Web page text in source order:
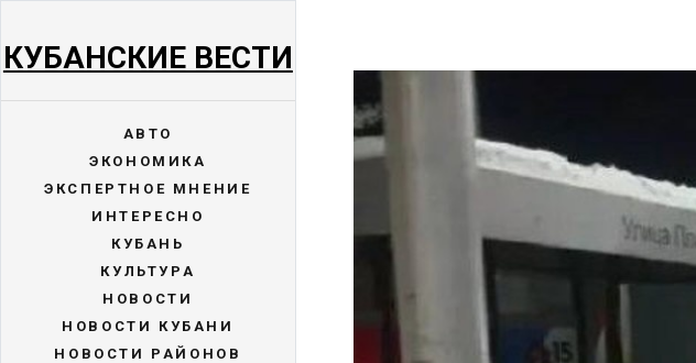
КУБАНСКИЕ ВЕСТИ
АВТО
ЭКОНОМИКА
ЭКСПЕРТНОЕ МНЕНИЕ
ИНТЕРЕСНО
КУБАНЬ
КУЛЬТУРА
НОВОСТИ
НОВОСТИ КУБАНИ
НОВОСТИ РАЙОНОВ